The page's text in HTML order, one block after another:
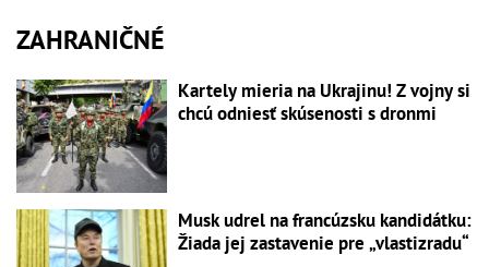
ZAHRANIČNÉ
Kartely mieria na Ukrajinu! Z vojny si
chcú odniesť skúsenosti s dronmi
Musk udrel na francúzsku kandidátku:
Žiada jej zastavenie pre „vlastizradu“